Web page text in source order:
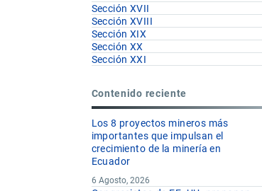
Sección XVII
Sección XVIII
Sección XIX
Sección XX
Sección XXI
Contenido reciente
Los 8 proyectos mineros más
importantes que impulsan el
crecimiento de la minería en
Ecuador
6 Agosto, 2026